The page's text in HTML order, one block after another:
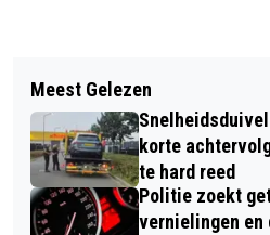
BUAS-STUDENTEN
LEERPLATFORM
GEBARENTAAL MET
DIT BETAAL JE VOOR
VERSCHILLENDE
BRABANT
Meest Gelezen
korte
te hard reed
Politie zoekt
vernielingen